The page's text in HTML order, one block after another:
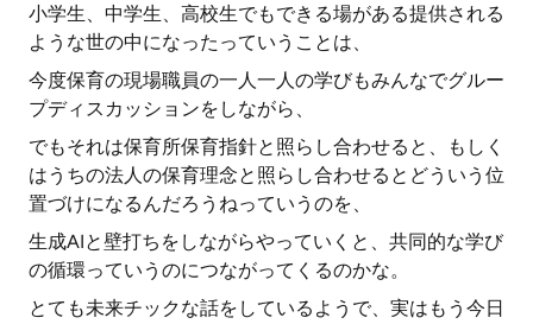
小学生、中学生、高校生でもできる場がある提供される
ような世の中になったっていうことは、
今度保育の現場職員の一人一人の学びもみんなでグルー
プディスカッションをしながら、
でもそれは保育所保育指針と照らし合わせると、もしく
はうちの法人の保育理念と照らし合わせるとどういう位
置づけになるんだろうねっていうのを、
生成AIと壁打ちをしながらやっていくと、共同的な学び
の循環っていうのにつながってくるのかな。
とても未来チックな話をしているようで、実はもう今日